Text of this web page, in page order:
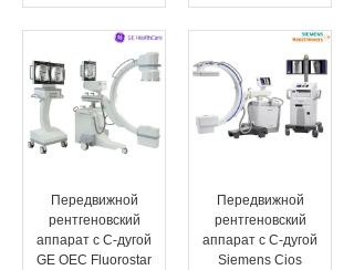
Передвижной
рентгеновский
аппарат с C-дугой
GE OEC Fluorostar
Передвижной
рентгеновский
аппарат с C-дугой
Siemens Cios